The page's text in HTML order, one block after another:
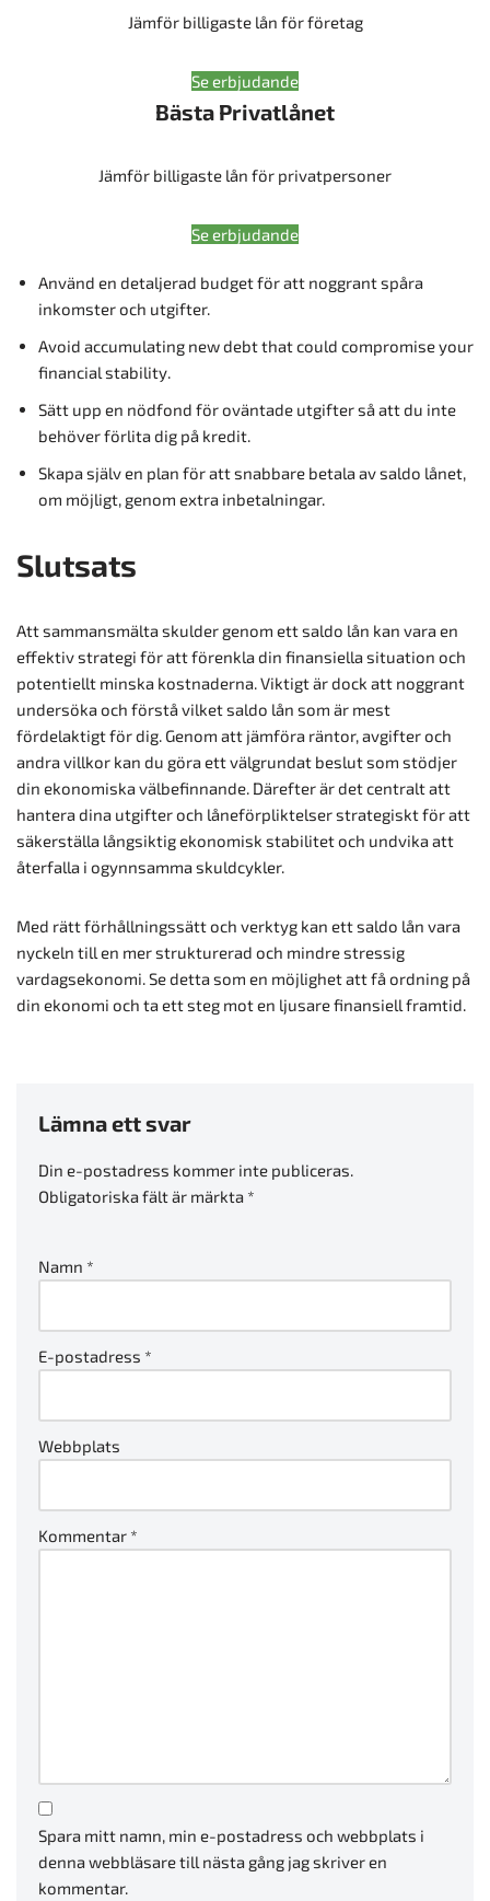
Jämför billigaste lån för företag
Se erbjudande
Bästa Privatlånet
Jämför billigaste lån för privatpersoner
Se erbjudande
Använd en detaljerad budget för att noggrant spåra
inkomster och utgifter.
Avoid accumulating new debt that could compromise your
financial stability.
Sätt upp en nödfond för oväntade utgifter så att du inte
behöver förlita dig på kredit.
Skapa själv en plan för att snabbare betala av saldo lånet,
om möjligt, genom extra inbetalningar.
Slutsats
Att sammansmälta skulder genom ett saldo lån kan vara en
effektiv strategi för att förenkla din finansiella situation och
potentiellt minska kostnaderna. Viktigt är dock att noggrant
undersöka och förstå vilket saldo lån som är mest
fördelaktigt för dig. Genom att jämföra räntor, avgifter och
andra villkor kan du göra ett välgrundat beslut som stödjer
din ekonomiska välbefinnande. Därefter är det centralt att
hantera dina utgifter och låneförpliktelser strategiskt för att
säkerställa långsiktig ekonomisk stabilitet och undvika att
återfalla i ogynnsamma skuldcykler.
Med rätt förhållningssätt och verktyg kan ett saldo lån vara
nyckeln till en mer strukturerad och mindre stressig
vardagsekonomi. Se detta som en möjlighet att få ordning på
din ekonomi och ta ett steg mot en ljusare finansiell framtid.
Lämna ett svar
Din e-postadress kommer inte publiceras.
Obligatoriska fält är märkta *
Namn *
E-postadress *
Webbplats
Kommentar *
Spara mitt namn, min e-postadress och webbplats i
denna webbläsare till nästa gång jag skriver en
kommentar.